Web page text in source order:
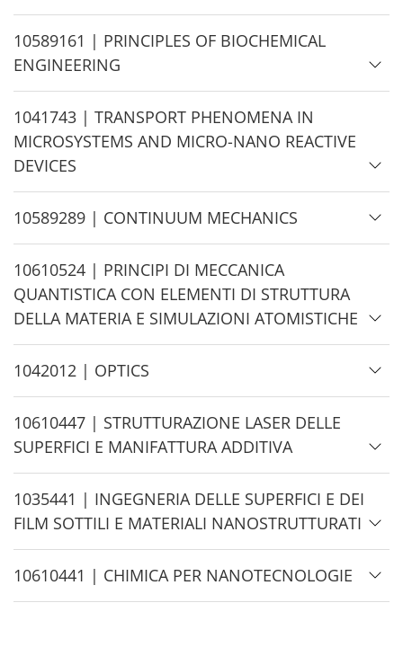
d
e
H
i
d
e
10589161 | PRINCIPLES OF BIOCHEMICAL
ENGINEERING
H
i
d
e
1041743 | TRANSPORT PHENOMENA IN
MICROSYSTEMS AND MICRO-NANO REACTIVE
DEVICES
H
i
d
e
10589289 | CONTINUUM MECHANICS
H
i
d
e
10610524 | PRINCIPI DI MECCANICA
QUANTISTICA CON ELEMENTI DI STRUTTURA
DELLA MATERIA E SIMULAZIONI ATOMISTICHE
H
i
d
e
1042012 | OPTICS
H
i
d
e
10610447 | STRUTTURAZIONE LASER DELLE
SUPERFICI E MANIFATTURA ADDITIVA
H
i
d
e
1035441 | INGEGNERIA DELLE SUPERFICI E DEI
FILM SOTTILI E MATERIALI NANOSTRUTTURATI
H
i
10610441 | CHIMICA PER NANOTECNOLOGIE